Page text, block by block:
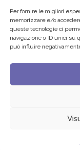
Per fornire le migliori
memorizzare e/o
queste tecnologie ci
navigazione o ID unici su
può influire
Padre Benanti:
algoritmi del
Edvance – Digital